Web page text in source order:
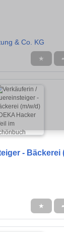
& Co. KG
★
- Bäckerei
★